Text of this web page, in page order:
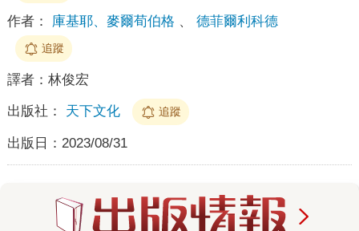
作者： 庫基耶、麥爾荀伯格 、 德菲爾利科德
追蹤
譯者： 林俊宏
出版社： 天下文化 追蹤
出版日： 2023/08/31